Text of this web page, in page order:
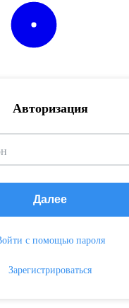
Авторизация
Далее
с помощью пароля
Зарегистрироваться